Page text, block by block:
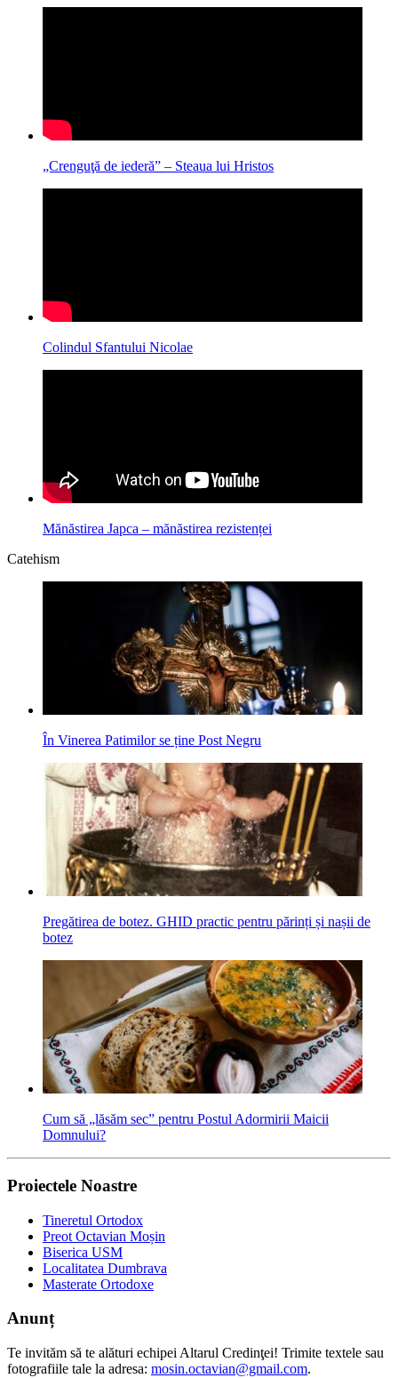
„Crenguţă de iederă” – Steaua lui Hristos
Colindul Sfantului Nicolae
Mănăstirea Japca – mănăstirea rezistenței
Catehism
În Vinerea Patimilor se ține Post Negru
Pregătirea de botez. GHID practic pentru părinți și nașii de
botez
Cum să „lăsăm sec” pentru Postul Adormirii Maicii
Domnului?
Proiectele Noastre
Tineretul Ortodox
Preot Octavian Moșin
Biserica USM
Localitatea Dumbrava
Masterate Ortodoxe
Anunț
Te invităm să te alături echipei Altarul Credinţei! Trimite textele sau
fotografiile tale la adresa: mosin.octavian@gmail.com.